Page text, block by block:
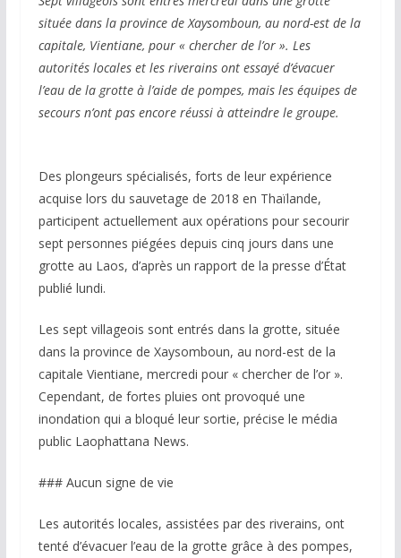
située dans la province de Xaysomboun, au nord-est de la
capitale, Vientiane, pour « chercher de l’or ». Les
autorités locales et les riverains ont essayé d’évacuer
l’eau de la grotte à l’aide de pompes, mais les équipes de
secours n’ont pas encore réussi à atteindre le groupe.
Des plongeurs spécialisés, forts de leur expérience
acquise lors du sauvetage de 2018 en Thaïlande,
participent actuellement aux opérations pour secourir
sept personnes piégées depuis cinq jours dans une
grotte au Laos, d’après un rapport de la presse d’État
publié lundi.
Les sept villageois sont entrés dans la grotte, située
dans la province de Xaysomboun, au nord-est de la
capitale Vientiane, mercredi pour « chercher de l’or ».
Cependant, de fortes pluies ont provoqué une
inondation qui a bloqué leur sortie, précise le média
public Laophattana News.
### Aucun signe de vie
Les autorités locales, assistées par des riverains, ont
tenté d’évacuer l’eau de la grotte grâce à des pompes,